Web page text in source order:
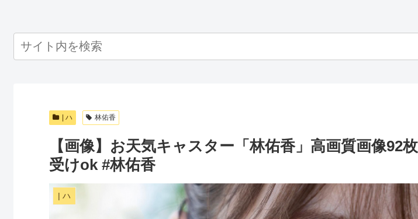
| ハ 林佑香
【画像】お天気キャスター「林佑香」高画質画像92
受けok #林佑香
| ハ